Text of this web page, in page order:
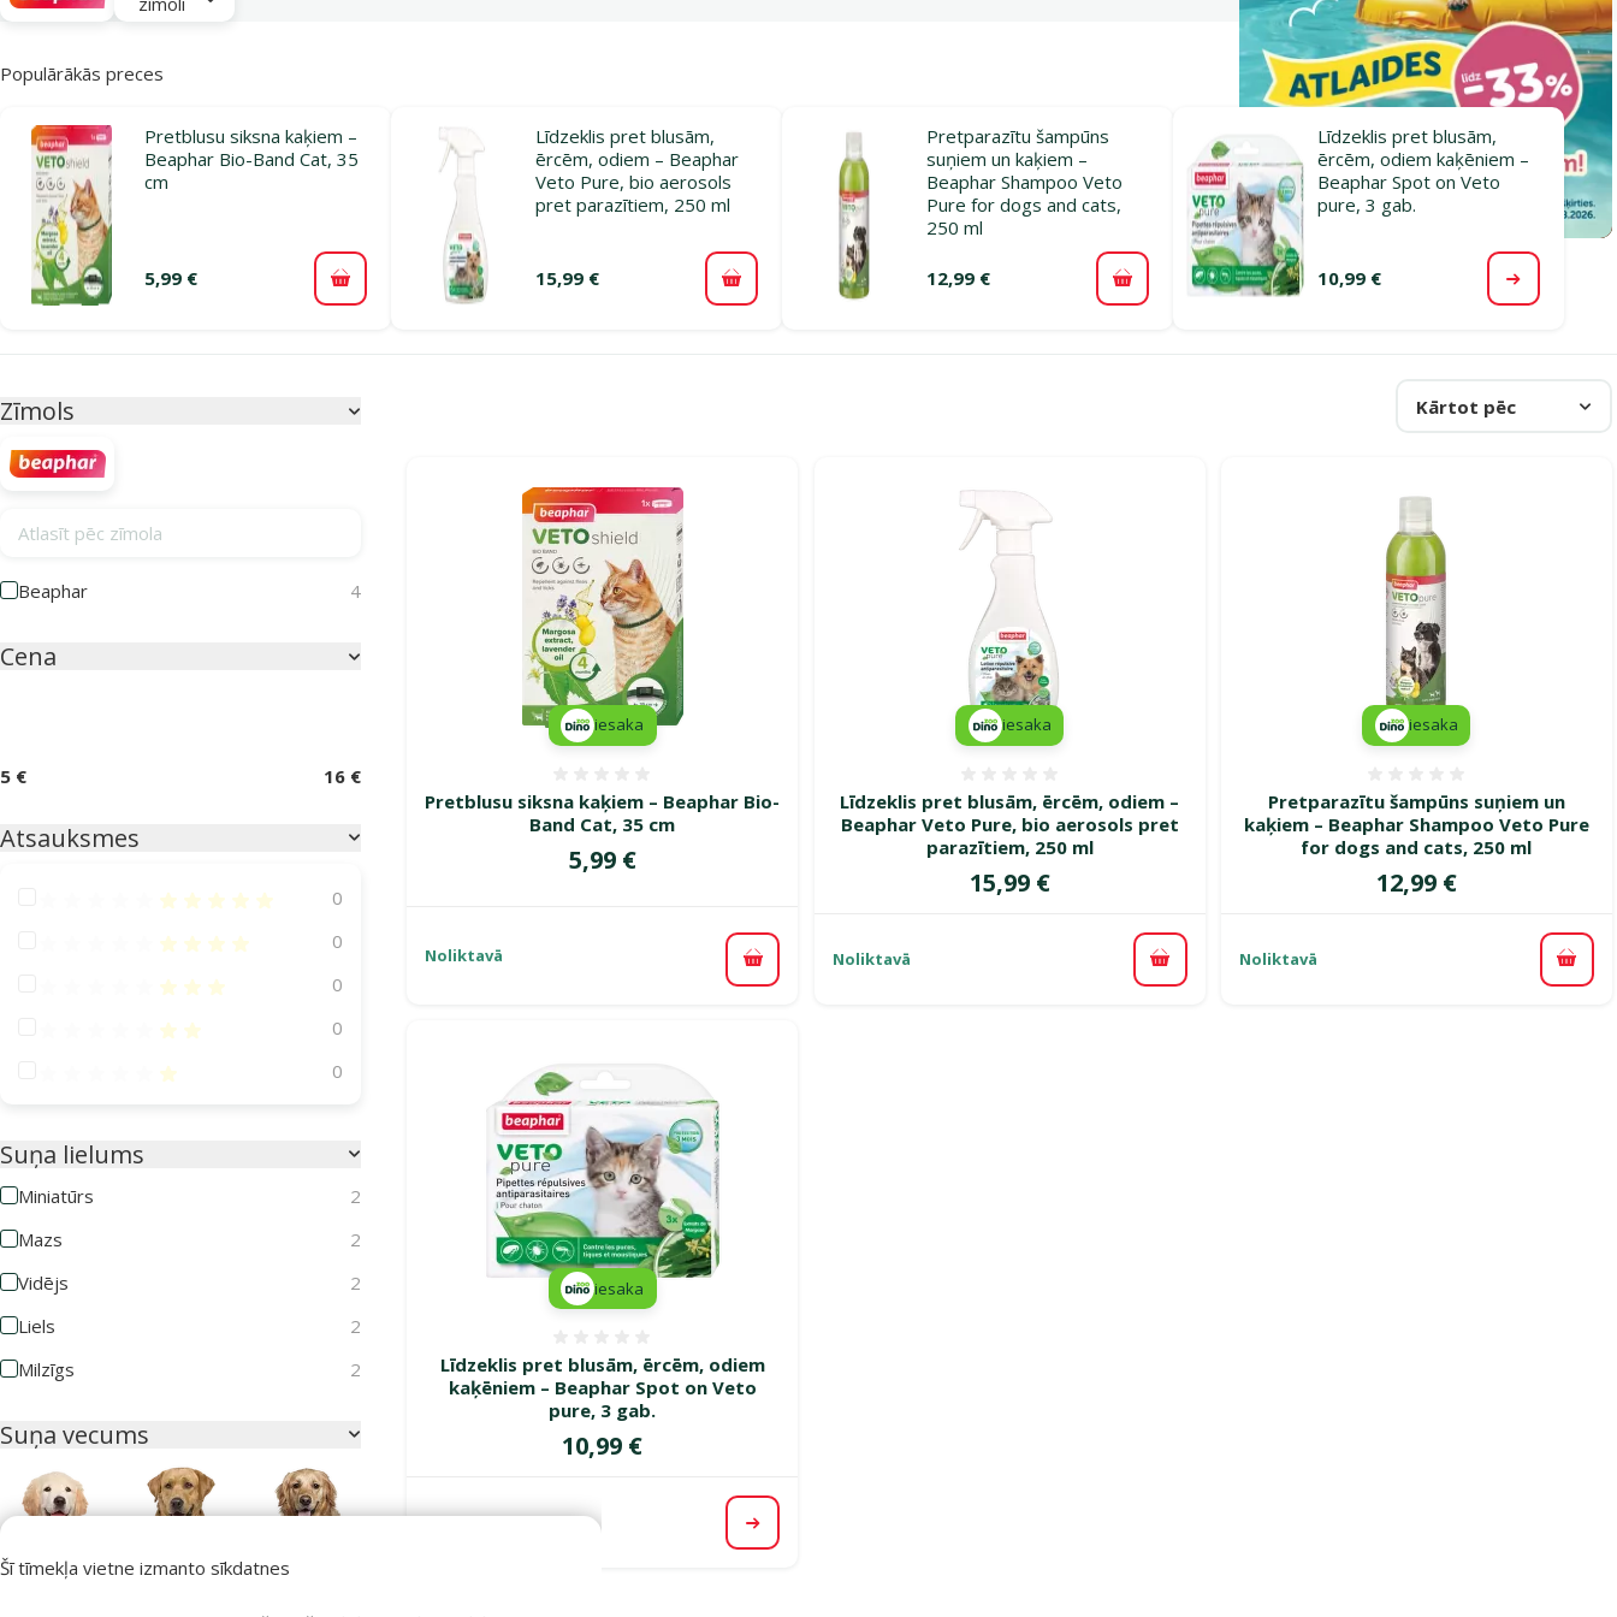
Šī tīmekļa vietne izmanto sīkdatnes
Populārākās preces
Pretblusu siksna kaķiem –
Beaphar Bio-Band Cat, 35
cm
5,99 € Pievienot grozam
Līdzeklis pret blusām,
ērcēm, odiem – Beaphar
Veto Pure, bio aerosols
pret parazītiem, 250 ml
15,99 € Pievienot grozam
Pretparazītu šampūns
suņiem un kaķiem –
Beaphar Shampoo Veto
Pure for dogs and cats,
250 ml
12,99 € Pievienot grozam
Līdzeklis pret blusām,
ērcēm, odiem kaķēniem –
Beaphar Spot on Veto
pure, 3 gab.
10,99 € Apskatīt
Zīmols
Atlasīt pēc zīmola
Beaphar 4
Cena
5 € 16 €
Atsauksmes
Atsauksmes 100%
0
Atsauksmes 80%
0
Atsauksmes 60%
0
Atsauksmes 40%
0
Atsauksmes 20%
0
Suņa lielums
Miniatūrs
2
Mazs
2
Vidējs
2
Liels
2
Milzīgs
2
Suņa vecums
Kucēns Pieaudzis Seniors
Kārtot pēc
Pretblusu siksna kaķiem – Beaphar Bio-
Band Cat, 35 cm
Cena
5,99 €
iesaka
Noliktavā
Pievienot grozam
Līdzeklis pret blusām, ērcēm, odiem –
Beaphar Veto Pure, bio aerosols pret
parazītiem, 250 ml
Cena
15,99 €
iesaka
Noliktavā Pievienot grozam
Pretparazītu šampūns suņiem un
kaķiem – Beaphar Shampoo Veto Pure
for dogs and cats, 250 ml
Cena
12,99 €
iesaka
Noliktavā
Līdzeklis pret blusām, ērcēm, odiem
kaķēniem – Beaphar Spot on Veto
pure, 3 gab.
Cena
10,99 €
iesaka
Nav pieejams Apskatīt